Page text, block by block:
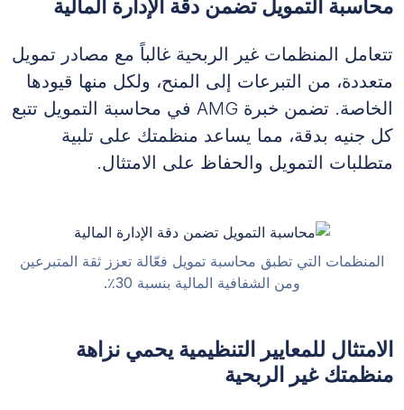
محاسبة التمويل تضمن دقة الإدارة المالية
تتعامل المنظمات غير الربحية غالباً مع مصادر تمويل
متعددة، من التبرعات إلى المنح، ولكل منها قيودها
الخاصة. تضمن خبرة AMG في محاسبة التمويل تتبع
كل جنيه بدقة، مما يساعد منظمتك على تلبية
متطلبات التمويل والحفاظ على الامتثال.
المنظمات التي تطبق محاسبة تمويل فعّالة تعزز ثقة المتبرعين
ومن الشفافية المالية بنسبة 30٪.
الامتثال للمعايير التنظيمية يحمي نزاهة
منظمتك غير الربحية